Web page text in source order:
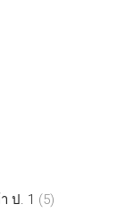
ป. 1 (5)